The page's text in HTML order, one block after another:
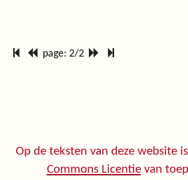
page: 2/2
Op de teksten van deze website
Commons Licentievan